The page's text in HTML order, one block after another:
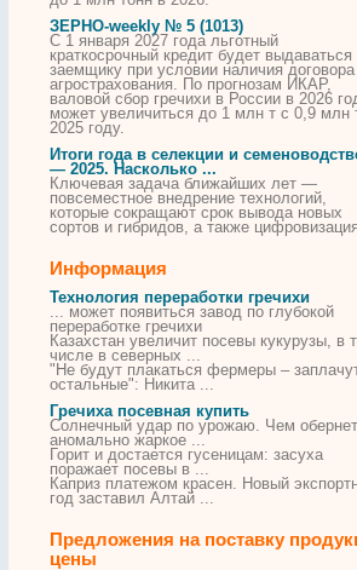
ЗЕРНО-weekly № 5 (1013)
C 1 января 2027 года льготный
краткосрочный кредит будет выдаваться
заемщику при условии наличия договора
агрострахования. По прогнозам ИКАР,
валовой сбор гречихи в России в 2026
может увеличиться до 1 млн т с 0,9 млн
2025 году.
Итоги года в селекции и
— 2025. Насколько ...
Ключевая задача ближайших лет —
повсеместное внедрение технологий,
которые сокращают срок вывода новых
сортов и гибридов, а также
Информация
Технология переработки гречихи
... может появиться завод по глубокой
переработке гречихи
Казахстан увеличит посевы кукурузы, в
числе в северных ...
"Не будут плакаться фермеры –
остальные": Никита ...
Гречиха посевная купить
Солнечный удар по урожаю. Чем
аномально жаркое ...
Горит и достается гусеницам: засуха
поражает посевы в ...
Каприз платежом красен. Новый
год заставил Алтай ...
Предложения на поставку
цены